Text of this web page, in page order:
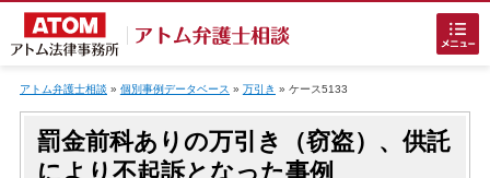
アトム弁護士相談 » 個別事例データベース » 万引き » ケース5133
罰金前科ありの万引き（窃盗）、供託
により不起訴となった事例